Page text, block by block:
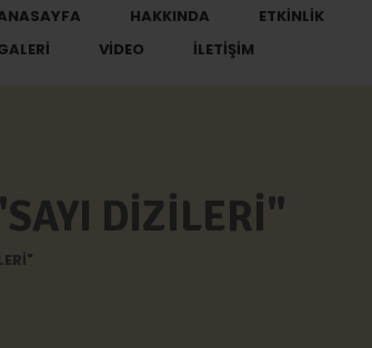
HAKKINDA ETKINLIK
VIDEO İLETIŞIM
DIZILERI"